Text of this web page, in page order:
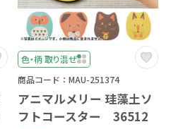
色・柄 取り混ぜ
商品コード：MAU-251374
アニマルメリー 珪藻土ソ
フトコースター 36512